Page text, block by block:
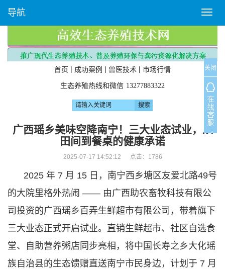
T
o
g
l
e
n
a
v
i
g
a
n
导航
首页 | 成功案例 | 兽医技术 | 市场行情
生态养殖热线和微信 13277883322
广西瑶乡美味空降南宁！三大业态试业，从
田间到餐桌的健康承诺
2025-07-17 14:52:12 点击： 1786
2025 年 7 月 15 日，南宁西乡塘区友爱北路49号
的大院里格外热闹 —— 由广西助农畜牧科技有限公
司投资的广西瑶乡百弄生鲜超市有限公司，带着旗下
三大业态正式开启试业。直销生鲜超市、社区自选食
堂、自助营养粥店同步亮相，将中国长寿之乡大化瑶
族自治县的生态馈赠直送南宁市民身边，计划于 7 月
关闭